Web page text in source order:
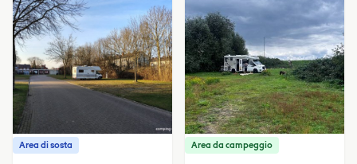
Area di sosta Area da campeggio